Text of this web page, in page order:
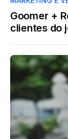
Goomer +
clientes do